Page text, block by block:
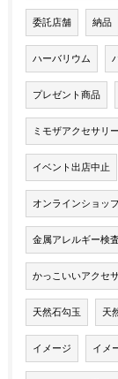
委託店舗 納品
ハーバリウム
プレゼント商品
ミモザアクセサリー
イベント出店中止
オンラインショッ
金属アレルギー検
かっこいいアクセ
天然石勾玉 天
イメージ イメ